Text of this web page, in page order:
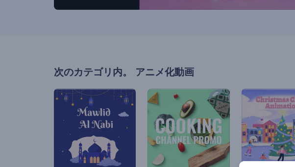
次のカテゴリ内。 アニメ化動画